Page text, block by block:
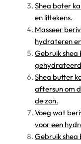
Shea boter
en littekens.
Masseer
hydrateren
Gebruik shea
Shea butter
aftersun om
de zon.
Voeg wat
voor een
Gebruik shea